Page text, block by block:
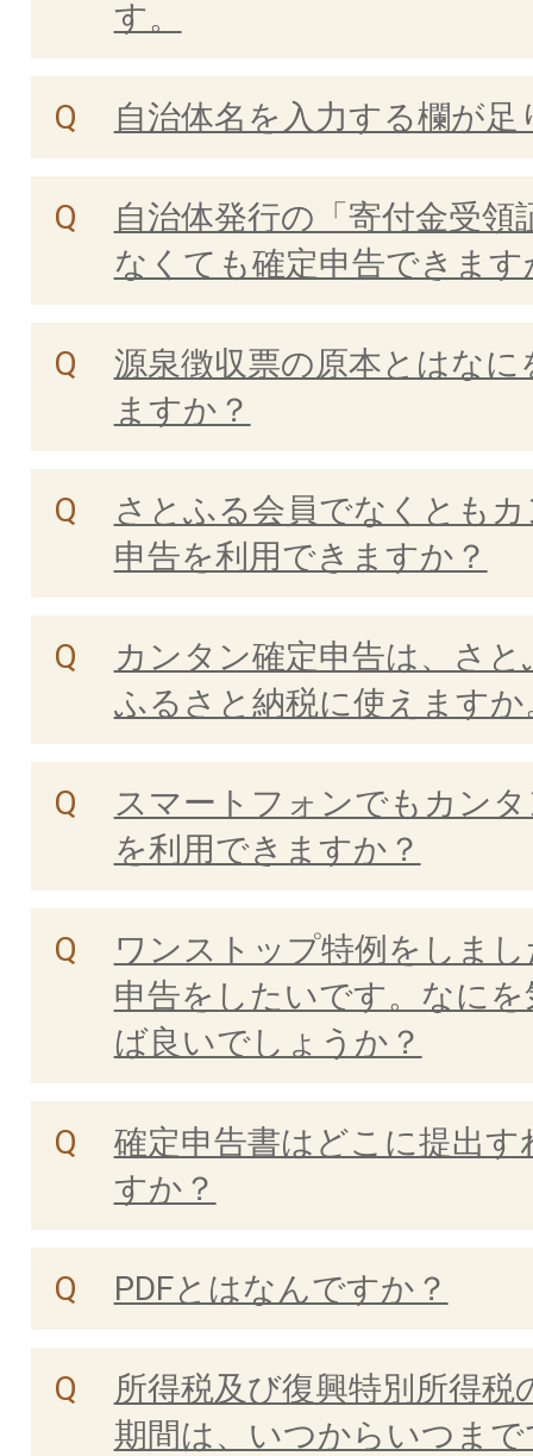
す。
自治体名を入力する欄が足
自治体発行の「寄付金受領
なくても確定申告できます
源泉徴収票の原本とはなに
ますか？
さとふる会員でなくとも
申告を利用できますか？
カンタン確定申告は、さ
ふるさと納税に使えますか
スマートフォンでもカン
を利用できますか？
ワンストップ特例をしま
申告をしたいです。なに
ば良いでしょうか？
確定申告書はどこに提出す
すか？
PDFとはなんですか？
所得税及び復興特別所得税
期間は、いつからいつま